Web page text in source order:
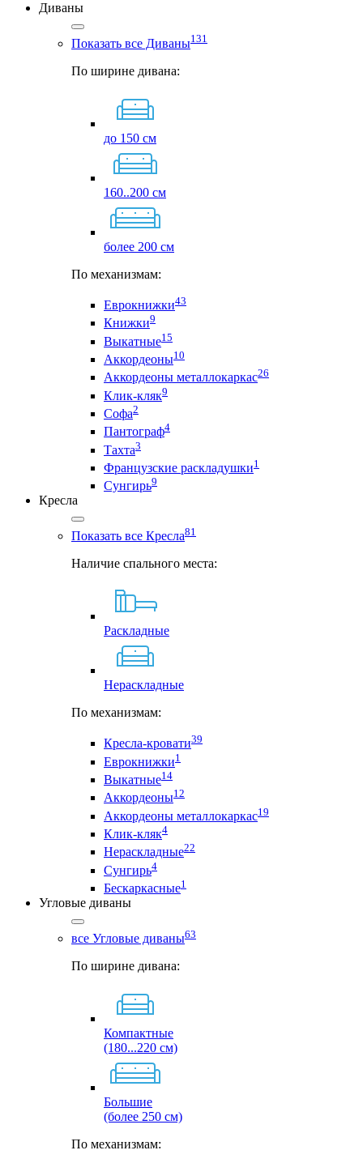
Диваны
Показать все Диваны131
По ширине дивана:
до 150 см
160..200 см
более 200 см
По механизмам:
Еврокнижки43
Книжки9
Выкатные15
Аккордеоны10
Аккордеоны металлокаркас26
Клик-кляк9
Софа2
Пантограф4
Тахта3
Французские раскладушки1
Сунгирь9
Кресла
Показать все Кресла81
Наличие спального места:
Раскладные
Нераскладные
По механизмам:
Кресла-кровати39
Еврокнижки1
Выкатные14
Аккордеоны12
Аккордеоны металлокаркас19
Клик-кляк4
Нераскладные22
Сунгирь4
Бескаркасные1
Угловые диваны
все Угловые диваны63
По ширине дивана:
Компактные
(180...220 см)
Большие
(более 250 см)
По механизмам: